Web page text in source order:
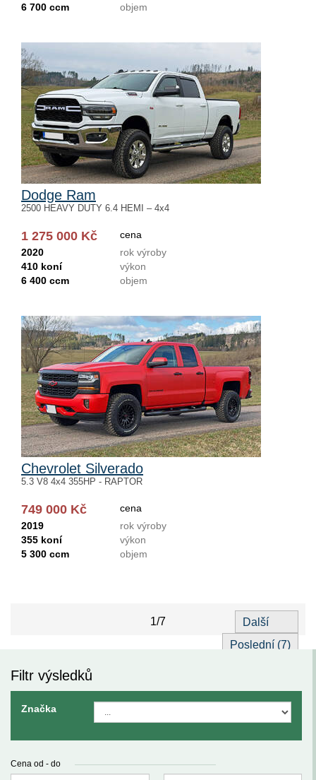
6 700 ccm
objem
Dodge Ram
2500 HEAVY DUTY 6.4 HEMI – 4x4
1 275 000 Kč
cena
2020
rok výroby
410 koní
výkon
6 400 ccm
objem
Chevrolet Silverado
5.3 V8 4x4 355HP - RAPTOR
749 000 Kč
cena
2019
rok výroby
355 koní
výkon
5 300 ccm
objem
1/7
Další
Poslední (7)
Filtr výsledků
Značka
Cena od - do